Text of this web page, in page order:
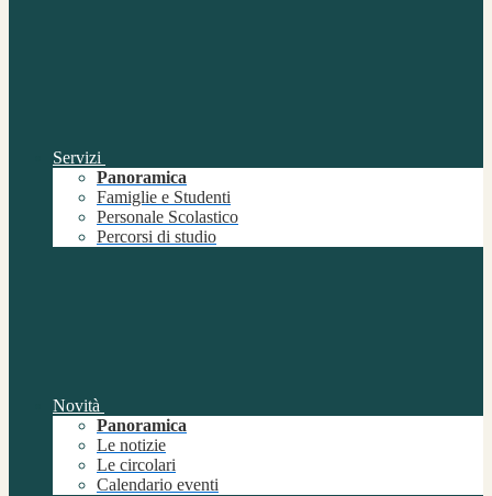
Servizi
Panoramica
Famiglie e Studenti
Personale Scolastico
Percorsi di studio
Novità
Panoramica
Le notizie
Le circolari
Calendario eventi